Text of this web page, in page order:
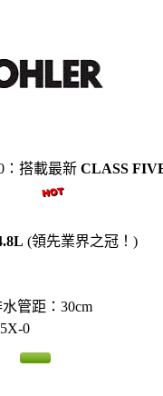
：搭載最新 CLASS
(領先業界之冠！)
管距：30cm
0